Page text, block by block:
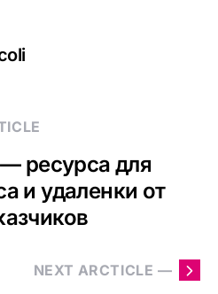
ресурса для
и удаленки от
NEXT ARCTICLE —